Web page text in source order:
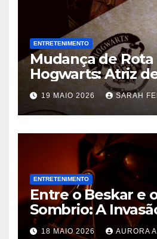
ENTRETENIMENTO
Mudança de
Hogwarts: Atriz
Weasley Deixa a
da HBO Após a
Temporada
19 MAIO 2026 SARAH
ENTRETENIMENTO
Entre o Beskar e
Sombrio: A
Pascal na Disney
18 MAIO 2026 AURORA